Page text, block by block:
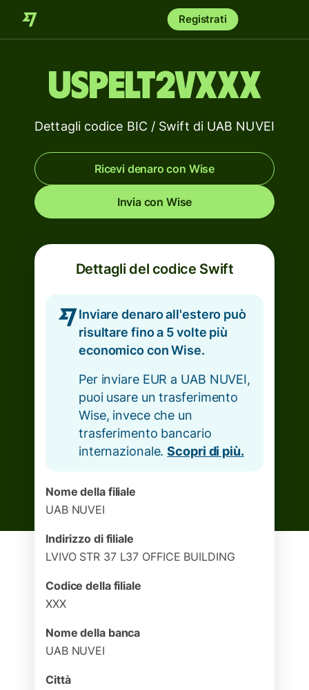
Registrati
USPELT2VXXX
Dettagli codice BIC / Swift di UAB NUVEI
Ricevi denaro con Wise
Invia con Wise
Dettagli del codice Swift
Inviare denaro all'estero può
risultare fino a 5 volte più
economico con Wise.
Per inviare EUR a UAB NUVEI,
puoi usare un trasferimento
Wise, invece che un
trasferimento bancario
internazionale.Scopri di più.
Nome della filiale
UAB NUVEI
Indirizzo di filiale
LVIVO STR 37 L37 OFFICE BUILDING
Codice della filiale
XXX
Nome della banca
UAB NUVEI
Città